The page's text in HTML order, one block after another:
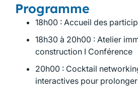
Programme
18h00 : Accueil des
18h30 à 20h00 : Atelier
construction I Conférence
20h00 : Cocktail
interactives pour prolonger